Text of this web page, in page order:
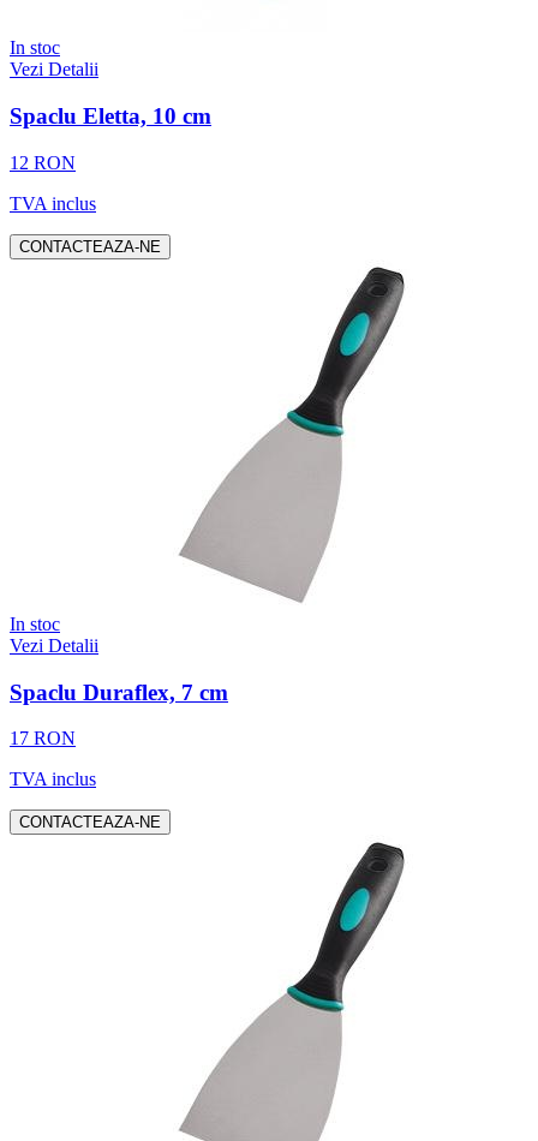
In stoc
Vezi Detalii
Spaclu Eletta, 10 cm
12 RON
TVA inclus
CONTACTEAZA-NE
In stoc
Vezi Detalii
Spaclu Duraflex, 7 cm
17 RON
TVA inclus
CONTACTEAZA-NE